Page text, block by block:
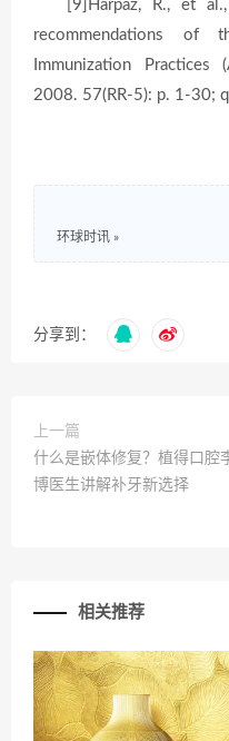
[9]Harpaz, R., et
recommendations of
Immunization Practices
2008. 57(RR-5): p. 1-30;
环球时讯 »
分享到：
上一篇
什么是嵌体修复？植得口腔
博医生讲解补牙新选择
相关推荐